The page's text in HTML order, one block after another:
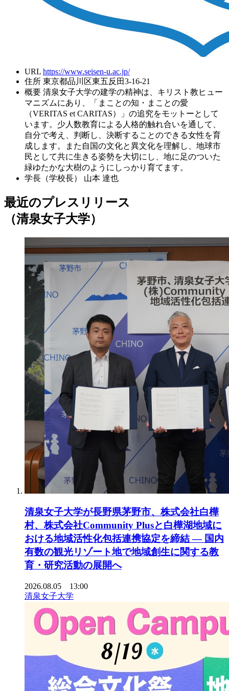
URL https://www.seisen-u.ac.jp/
住所 東京都品川区東五反田3-16-21
概要 清泉女子大学の建学の精神は、キリスト教ヒュー
マニズムにあり、「まことの知・まことの愛
（VERITAS et CARITAS）」の追究をモットーとして
います。少人数教育による人格的触れ合いを通して、
自分で考え、判断し、決断することのできる女性を育
成します。また自国の文化と異文化を理解し、地球市
民として共に生きる姿勢を大切にし、地に足のついた
緑ゆたかな大樹のようにしっかり育てます。
学長（学校長）
山本 達也
最近のプレスリリース
（清泉女子大学）
清泉女子大学が長野県茅野市、株式会社白樺
村、株式会社Community Plusと白樺湖地域に
おける地域活性化包括連携協定を締結 ― 国内
有数の観光リゾート地で地域創生に関する教
育・研究活動の展開へ
2026.08.05 13:00
清泉女子大学